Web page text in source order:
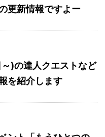
更新情報ですよー
)の達人クエストなど
を紹介します